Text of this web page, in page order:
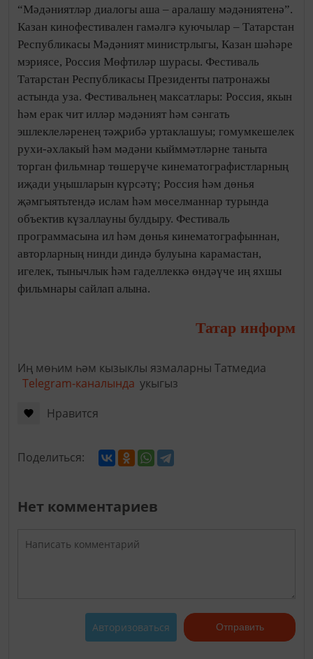
“Мәдәниятләр диалогы аша – аралашу мәдәниятенә”.
Казан кинофестивален гамәлгә куючылар – Татарстан
Республикасы Мәдәният министрлыгы, Казан шәһәре
мэриясе, Россия Мөфтиләр шурасы. Фестиваль
Татарстан Республикасы Президенты патронажы
астында уза. Фестивальнең максатлары: Россия, якын
һәм ерак чит илләр мәдәният һәм сәнгать
эшлеклеләренең тәҗрибә уртаклашуы; гомумкешелек
рухи-әхлакый һәм мәдәни кыйммәтләрне таныта
торган фильмнар төшерүче кинематографистларның
иҗади уңышларын күрсәтү; Россия һәм дөнья
җәмгыятьтендә ислам һәм мөселманнар турында
объектив күзаллауны булдыру. Фестиваль
программасына ил һәм дөнья кинематографыннан,
авторларның нинди диндә булуына карамастан,
игелек, тынычлык һәм гаделлеккә өндәүче иң яхшы
фильмнары сайлап алына.
Татар информ
Иң мөһим һәм кызыклы язмаларны Татмедиа
Telegram-каналында укыгыз
Нравится
Поделиться:
Нет комментариев
Авторизоваться Отправить